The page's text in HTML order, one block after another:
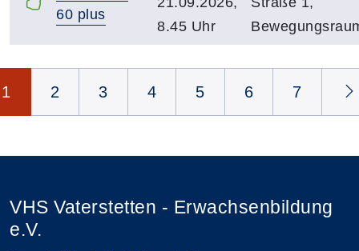
60 plus
8.45 Uhr
1 2 3 4 5 6 7
VHS Vaterstetten - Erwachsenbildung
e.V.